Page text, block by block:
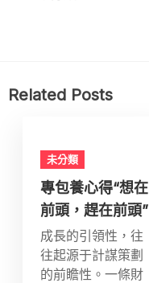
Related Posts
未分類
專包養心得“想在
前頭，趕在前頭”
成長的引領性，往
往起源于計謀策劃
的前瞻性。一條財